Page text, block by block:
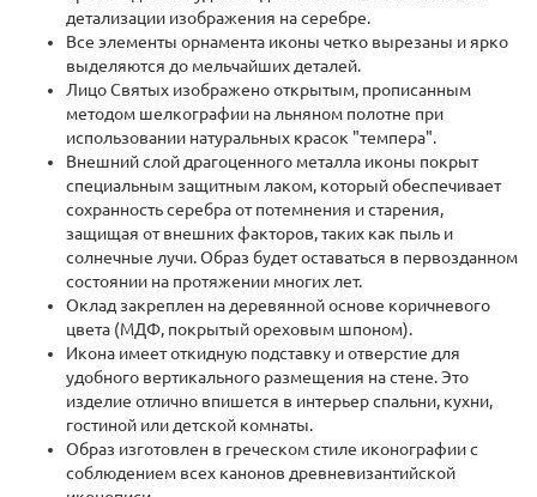
детализации изображения на серебре.
Все элементы орнамента иконы четко вырезаны и ярко
выделяются до мельчайших деталей.
Лицо Святых изображено открытым, прописанным
методом шелкографии на льняном полотне при
использовании натуральных красок "темпера".
Внешний слой драгоценного металла иконы покрыт
специальным защитным лаком, который обеспечивает
сохранность серебра от потемнения и старения,
защищая от внешних факторов, таких как пыль и
солнечные лучи. Образ будет оставаться в первозданном
состоянии на протяжении многих лет.
Оклад закреплен на деревянной основе коричневого
цвета (МДФ, покрытый ореховым шпоном).
Икона имеет откидную подставку и отверстие для
удобного вертикального размещения на стене. Это
изделие отлично впишется в интерьер спальни, кухни,
гостиной или детской комнаты.
Образ изготовлен в греческом стиле иконографии с
соблюдением всех канонов древневизантийской